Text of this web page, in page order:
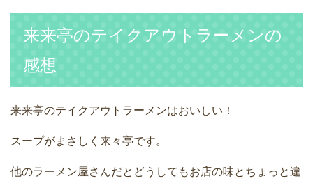
来来亭のテイクアウトラーメンの
感想
来来亭のテイクアウトラーメンはおいしい！
スープがまさしく来々亭です。
他のラーメン屋さんだとどうしてもお店の味とちょっと違